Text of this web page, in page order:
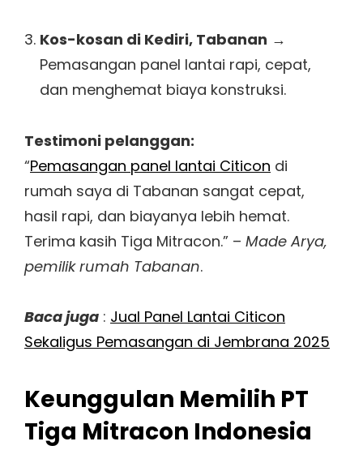
Kos-kosan di Kediri, Tabanan →
Pemasangan panel lantai rapi, cepat,
dan menghemat biaya konstruksi.
Testimoni pelanggan:
“Pemasangan panel lantai Citicon di
rumah saya di Tabanan sangat cepat,
hasil rapi, dan biayanya lebih hemat.
Terima kasih Tiga Mitracon.” – Made Arya,
pemilik rumah Tabanan.
Baca juga : Jual Panel Lantai Citicon
Sekaligus Pemasangan di Jembrana 2025
Keunggulan Memilih PT
Tiga Mitracon Indonesia